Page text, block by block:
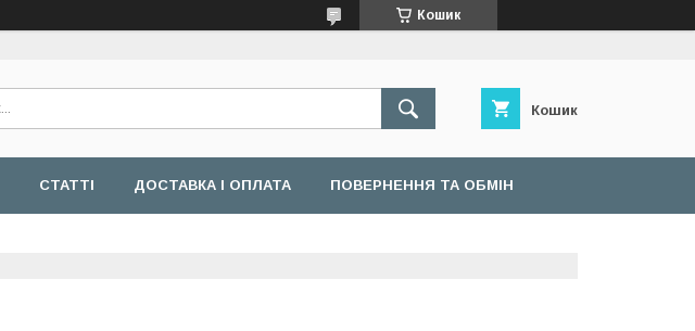
Кошик
Кошик
СТАТТІ ДОСТАВКА І ОПЛАТА ПОВЕРНЕННЯ ТА ОБМІН